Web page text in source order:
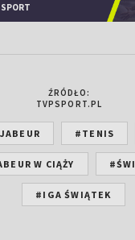
ŹRÓDŁO:
TVPSPORT.PL
#TENIS
W CIĄŻY
#IGA ŚWIĄTEK